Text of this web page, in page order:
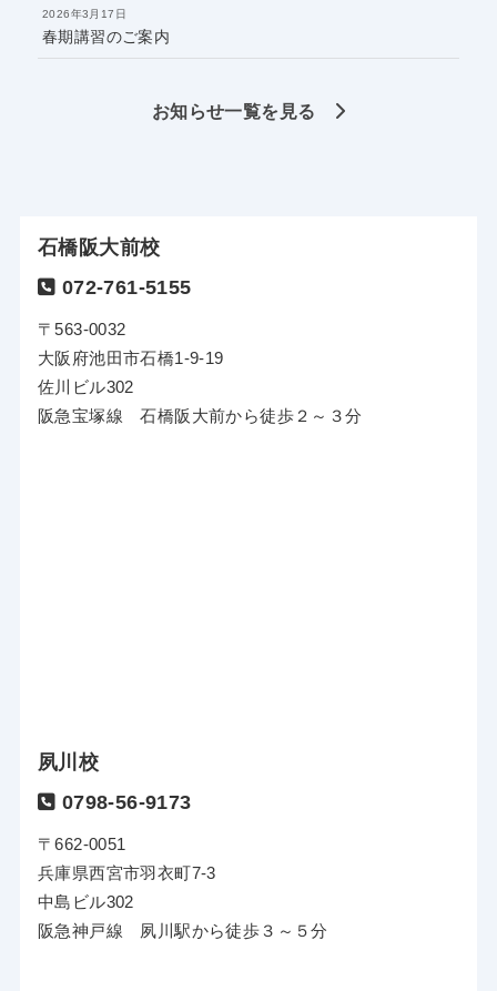
2026年3月17日
春期講習のご案内
お知らせ一覧を見る
石橋阪大前校
072-761-5155
〒563-0032
大阪府池田市石橋1-9-19
佐川ビル302
阪急宝塚線 石橋阪大前から徒歩２～３分
夙川校
0798-56-9173
〒662-0051
兵庫県西宮市羽衣町7-3
中島ビル302
阪急神戸線 夙川駅から徒歩３～５分